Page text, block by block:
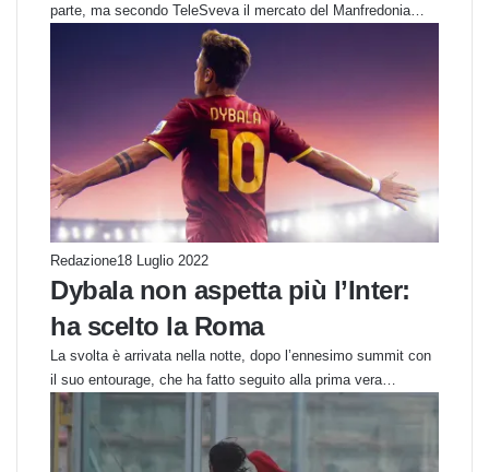
parte, ma secondo TeleSveva il mercato del Manfredonia…
Redazione18 Luglio 2022
Dybala non aspetta più l’Inter:
ha scelto la Roma
La svolta è arrivata nella notte, dopo l’ennesimo summit con
il suo entourage, che ha fatto seguito alla prima vera…